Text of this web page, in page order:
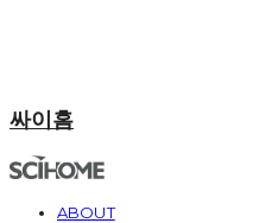
싸이홈
ABOUT